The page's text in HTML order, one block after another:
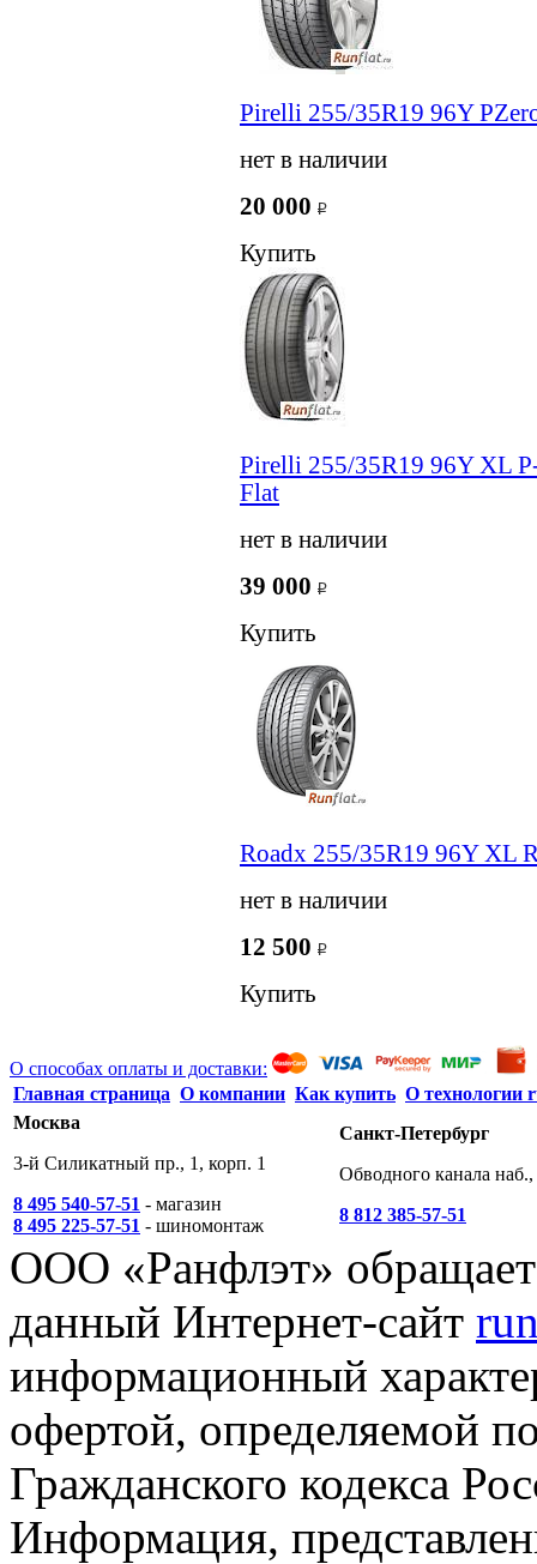
Pirelli 255/35R19 96Y
нет в наличии
20 000
Купить
Pirelli 255/35R19 96Y XL
Flat
нет в наличии
39 000
Купить
Roadx 255/35R19 96Y XL
нет в наличии
12 500
Купить
О способах оплаты и доставки:
Главная страница О компании Как купить О технологии
Москва
3-й Силикатный пр., 1, корп. 1
8 495 540-57-51 - магазин
8 495 225-57-51 - шиномонтаж
Санкт-Петербург
Обводного канала
8 812 385-57-51
ООО «Ранфлэт»
данный Интернет-сайт
информационный
офертой, определяемой
Гражданского кодекса
Информация,